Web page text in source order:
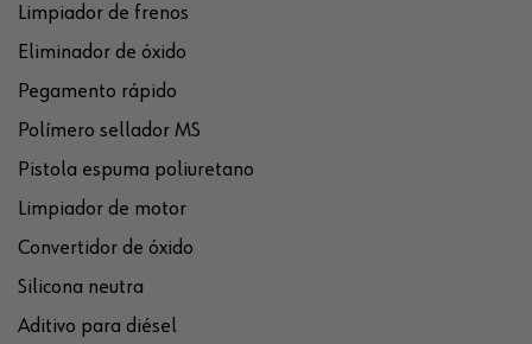
Limpiador de frenos
Eliminador de óxido
Pegamento rápido
Polímero sellador MS
Pistola espuma poliuretano
Limpiador de motor
Convertidor de óxido
Silicona neutra
Aditivo para diésel